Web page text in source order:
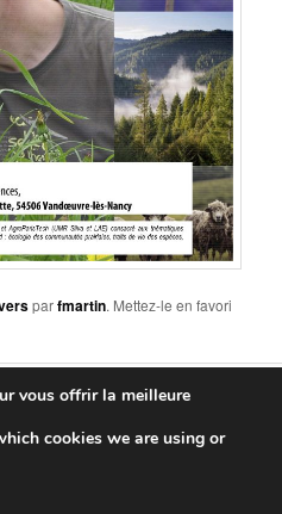
parfmartin. Mettez-le en favori
par WordPress
vous offrir la meilleure
cookies we are using or